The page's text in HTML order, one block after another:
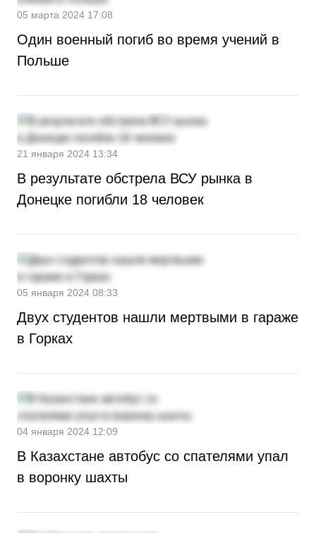
05 марта 2024 17:08
Один военный погиб во время учений в
Польше
21 января 2024 13:34
В результате обстрела ВСУ рынка в
Донецке погибли 18 человек
05 января 2024 08:33
Двух студентов нашли мертвыми в гараже
в Горках
04 января 2024 12:09
В Казахстане автобус со спателями упал
в воронку шахты